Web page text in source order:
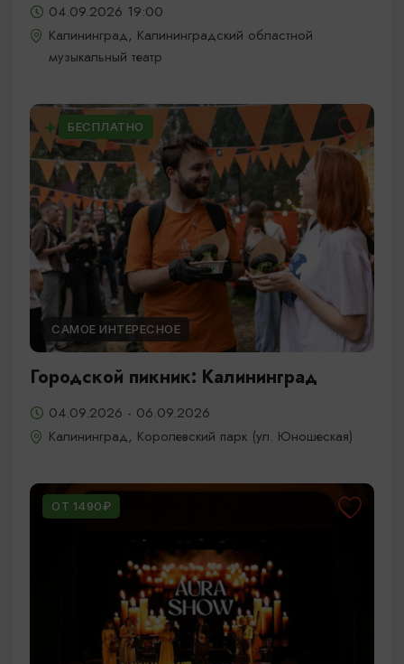
04.09.2026 19:00
Калининград, Калининградский областной
музыкальный театр
БЕСПЛАТНО
САМОЕ ИНТЕРЕСНОЕ
Городской пикник: Калининград
04.09.2026 - 06.09.2026
Калининград, Королевский парк (ул. Юношеская)
ОТ 1490₽